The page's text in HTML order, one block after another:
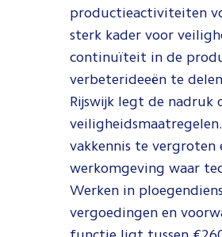
productieactiviteiten
sterk kader voor
continuïteit in de
verbeterideeën te
Rijswijk legt de
vakkennis te
werkomgeving waar
Werken in
vergoedingen en